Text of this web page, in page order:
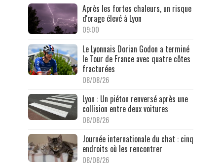
Après les fortes chaleurs, un risque
d'orage élevé à Lyon
09:00
Le Lyonnais Dorian Godon a terminé
le Tour de France avec quatre côtes
fracturées
08/08/26
Lyon : Un piéton renversé après une
collision entre deux voitures
08/08/26
Journée internationale du chat : cinq
endroits où les rencontrer
08/08/26